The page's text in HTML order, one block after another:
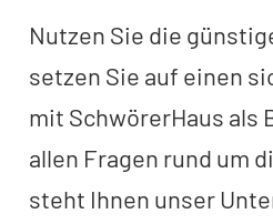
Nutzen Sie die
setzen Sie auf einen
mit SchwörerHaus als
allen Fragen rund um
steht Ihnen unser